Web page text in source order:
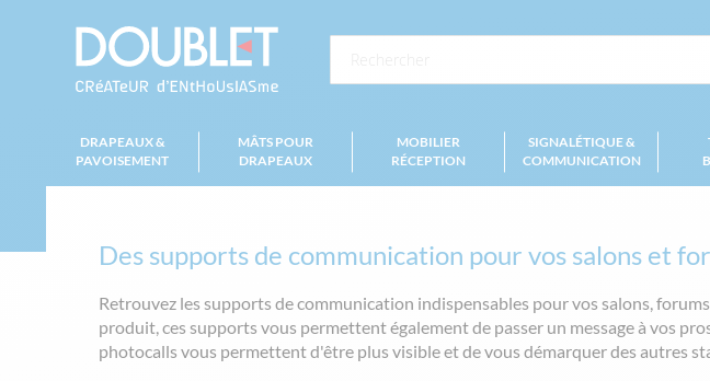
DRAPEAUX &
PAVOISEMENT
MÂTS POUR
DRAPEAUX
MOBILIER
RÉCEPTION
SIGNALÉTIQUE &
COMMUNICATION
Des supports de communication pour vos salons et
Retrouvez les supports de communication indispensables pour vos salons,
produit, ces supports vous permettent également de passer un message à vos
photocalls vous permettent d'être plus visible et de vous démarquer des autres